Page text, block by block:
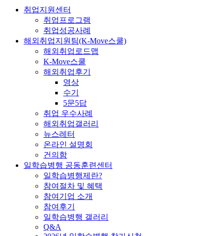
취업지원센터
취업프로그램
취업성공사례
해외취업지원팀(K-Move스쿨)
해외취업로드맵
K-Move스쿨
해외취업후기
영상
수기
5문5답
취업 우수사례
해외취업갤러리
뉴스레터
온라인 설명회
건의함
일학습병행 공동훈련센터
일학습병행제란?
참여절차 및 혜택
참여기업 소개
참여후기
일학습병행 갤러리
Q&A